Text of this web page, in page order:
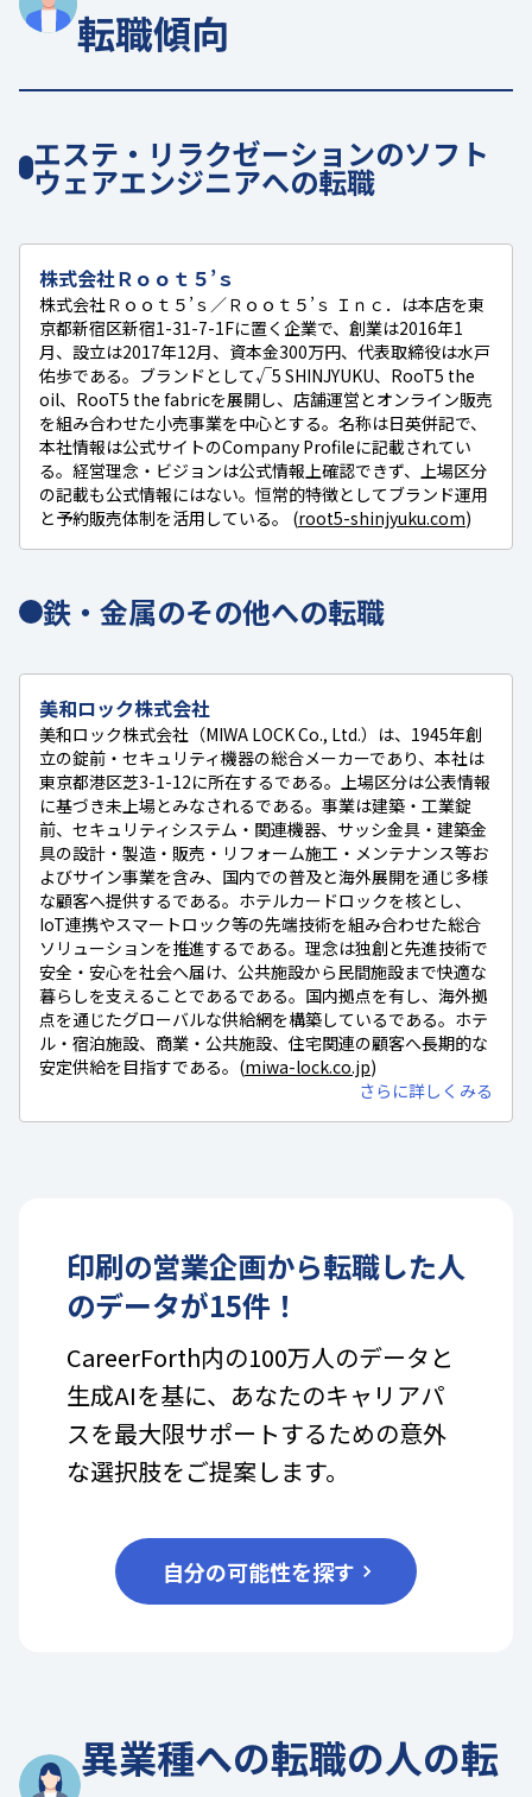
転職傾向
エステ・リラクゼーションのソフト
ウェアエンジニアへの転職
株式会社Ｒｏｏｔ５’ｓ
株式会社Ｒｏｏｔ５’ｓ／Ｒｏｏｔ５’ｓ Ｉｎｃ．は本店を東
京都新宿区新宿1-31-7-1Fに置く企業で、創業は2016年1
月、設立は2017年12月、資本金300万円、代表取締役は水戸
佑歩である。ブランドとして√5 SHINJYUKU、RooT5 the
oil、RooT5 the fabricを展開し、店舗運営とオンライン販売
を組み合わせた小売事業を中心とする。名称は日英併記で、
本社情報は公式サイトのCompany Profileに記載されてい
る。経営理念・ビジョンは公式情報上確認できず、上場区分
の記載も公式情報にはない。恒常的特徴としてブランド運用
と予約販売体制を活用している。 (root5-shinjyuku.com)
鉄・金属のその他への転職
美和ロック株式会社
美和ロック株式会社（MIWA LOCK Co., Ltd.）は、1945年創
立の錠前・セキュリティ機器の総合メーカーであり、本社は
東京都港区芝3-1-12に所在するである。上場区分は公表情報
に基づき未上場とみなされるである。事業は建築・工業錠
前、セキュリティシステム・関連機器、サッシ金具・建築金
具の設計・製造・販売・リフォーム施工・メンテナンス等お
よびサイン事業を含み、国内での普及と海外展開を通じ多様
な顧客へ提供するである。ホテルカードロックを核とし、
IoT連携やスマートロック等の先端技術を組み合わせた総合
ソリューションを推進するである。理念は独創と先進技術で
安全・安心を社会へ届け、公共施設から民間施設まで快適な
暮らしを支えることであるである。国内拠点を有し、海外拠
点を通じたグローバルな供給網を構築しているである。ホテ
ル・宿泊施設、商業・公共施設、住宅関連の顧客へ長期的な
安定供給を目指すである。(miwa-lock.co.jp)
さらに詳しくみる
印刷の営業企画から転職した人
のデータが15件！
CareerForth内の100万人のデータと
生成AIを基に、あなたのキャリアパ
スを最大限サポートするための意外
な選択肢をご提案します。
自分の可能性を探す
異業種への転職の人の転